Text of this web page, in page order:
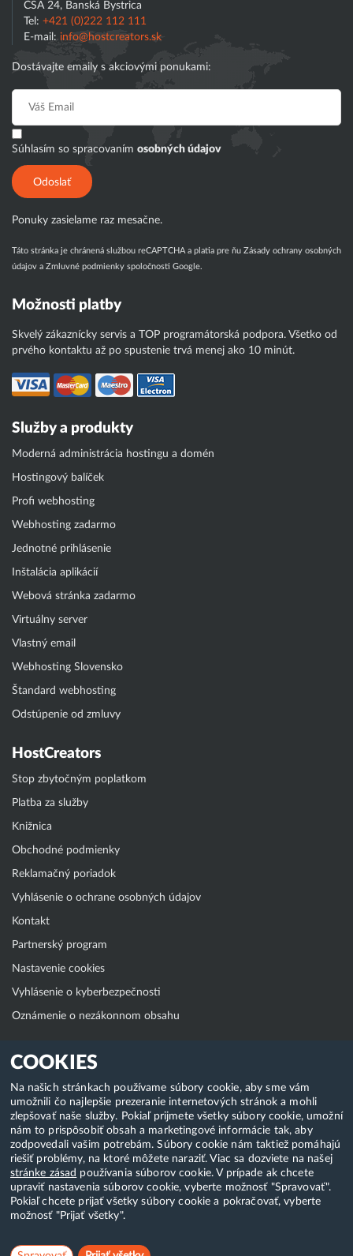
COOKIES
Na našich stránkach používame súbory cookie, aby sme vám
umožnili čo najlepšie prezeranie internetových stránok a mohli
zlepšovať naše služby. Pokiaľ prijmete všetky súbory cookie, umožní
nám to prispôsobiť obsah a marketingové informácie tak, aby
zodpovedali vašim potrebám. Súbory cookie nám taktiež pomáhajú
riešiť problémy, na ktoré môžete naraziť. Viac sa dozviete na našej
stránke zásad používania súborov cookie. V prípade ak chcete
upraviť nastavenia súborov cookie, vyberte možnosť "Spravovať".
Pokiaľ chcete prijať všetky súbory cookie a pokračovať, vyberte
možnosť "Prijať všetky".
ČSA 24, Banská Bystrica
Tel: +421 (0)222 112 111
E-mail: info@hostcreators.sk
Dostávajte emaily s akciovými ponukami:
Súhlasím so spracovaním osobných údajov
Odoslať
Ponuky zasielame raz mesačne.
Táto stránka je chránená službou reCAPTCHA a platia pre ňu Zásady ochrany osobných
údajov a Zmluvné podmienky spoločnosti Google.
Možnosti platby
Skvelý zákaznícky servis a TOP programátorská podpora. Všetko od
prvého kontaktu až po spustenie trvá menej ako 10 minút.
Služby a produkty
Moderná administrácia hostingu a domén
Hostingový balíček
Profi webhosting
Webhosting zadarmo
Jednotné prihlásenie
Inštalácia aplikácií
Webová stránka zadarmo
Virtuálny server
Vlastný email
Webhosting Slovensko
Štandard webhosting
Odstúpenie od zmluvy
HostCreators
Stop zbytočným poplatkom
Platba za služby
Knižnica
Obchodné podmienky
Reklamačný poriadok
Vyhlásenie o ochrane osobných údajov
Kontakt
Partnerský program
Nastavenie cookies
Vyhlásenie o kyberbezpečnosti
Oznámenie o nezákonnom obsahu
Klientská zóna
WebAdmin
WebMail
Zmena hesla (E-mail, FTP, SSH)
Webhosting
Domény
Copyright & 2018-2026 HostCreators. Všetky práva vyhradené